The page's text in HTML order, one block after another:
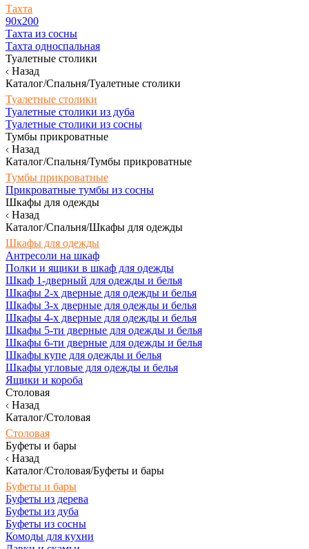
Тахта
90х200
Тахта из сосны
Тахта односпальная
Туалетные столики
Назад
Каталог/Спальня/Туалетные столики
Туалетные столики
Туалетные столики из дуба
Туалетные столики из сосны
Тумбы прикроватные
Назад
Каталог/Спальня/Тумбы прикроватные
Тумбы прикроватные
Прикроватные тумбы из сосны
Шкафы для одежды
Назад
Каталог/Спальня/Шкафы для одежды
Шкафы для одежды
Антресоли на шкаф
Полки и ящики в шкаф для одежды
Шкаф 1-дверный для одежды и белья
Шкафы 2-х дверные для одежды и белья
Шкафы 3-х дверные для одежды и белья
Шкафы 4-х дверные для одежды и белья
Шкафы 5-ти дверные для одежды и белья
Шкафы 6-ти дверные для одежды и белья
Шкафы купе для одежды и белья
Шкафы угловые для одежды и белья
Ящики и короба
Столовая
Назад
Каталог/Столовая
Столовая
Буфеты и бары
Назад
Каталог/Столовая/Буфеты и бары
Буфеты и бары
Буфеты из дерева
Буфеты из дуба
Буфеты из сосны
Комоды для кухни